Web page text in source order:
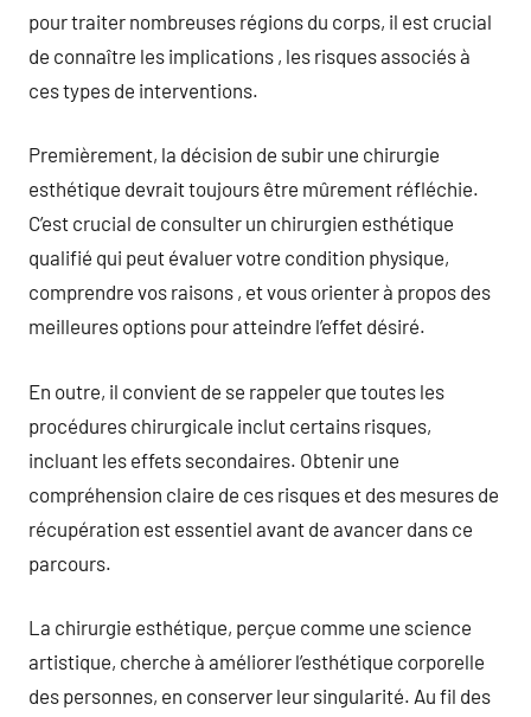
pour traiter nombreuses régions du corps, il est crucial
de connaître les implications , les risques associés à
ces types de interventions.
Premièrement, la décision de subir une chirurgie
esthétique devrait toujours être mûrement réfléchie.
C’est crucial de consulter un chirurgien esthétique
qualifié qui peut évaluer votre condition physique,
comprendre vos raisons , et vous orienter à propos des
meilleures options pour atteindre l’effet désiré.
En outre, il convient de se rappeler que toutes les
procédures chirurgicale inclut certains risques,
incluant les effets secondaires. Obtenir une
compréhension claire de ces risques et des mesures de
récupération est essentiel avant de avancer dans ce
parcours.
La chirurgie esthétique, perçue comme une science
artistique, cherche à améliorer l’esthétique corporelle
des personnes, en conserver leur singularité. Au fil des